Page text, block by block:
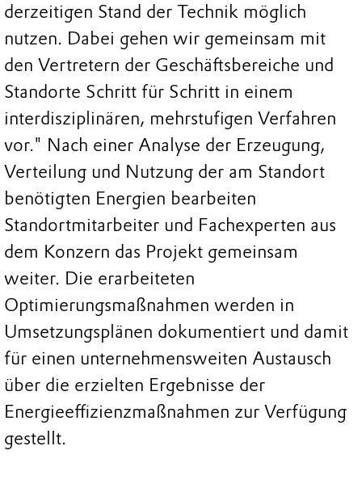
derzeitigen Stand der Technik möglich
nutzen. Dabei gehen wir gemeinsam mit
den Vertretern der Geschäftsbereiche und
Standorte Schritt für Schritt in einem
interdisziplinären, mehrstufigen Verfahren
vor." Nach einer Analyse der Erzeugung,
Verteilung und Nutzung der am Standort
benötigten Energien bearbeiten
Standortmitarbeiter und Fachexperten aus
dem Konzern das Projekt gemeinsam
weiter. Die erarbeiteten
Optimierungsmaßnahmen werden in
Umsetzungsplänen dokumentiert und damit
für einen unternehmensweiten Austausch
über die erzielten Ergebnisse der
Energieeffizienzmaßnahmen zur Verfügung
gestellt.